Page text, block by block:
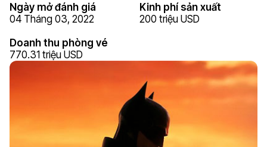
Ngày mở đánh giá
04 Tháng 03, 2022
Kinh phí sản xuất
200 triệu USD
Doanh thu phòng vé
770.31 triệu USD